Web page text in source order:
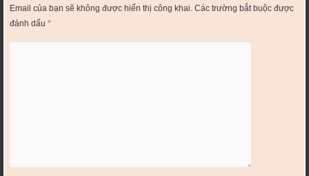
Email của bạn sẽ không được hiển thị công khai. Các trường bắt buộc được
đánh dấu *